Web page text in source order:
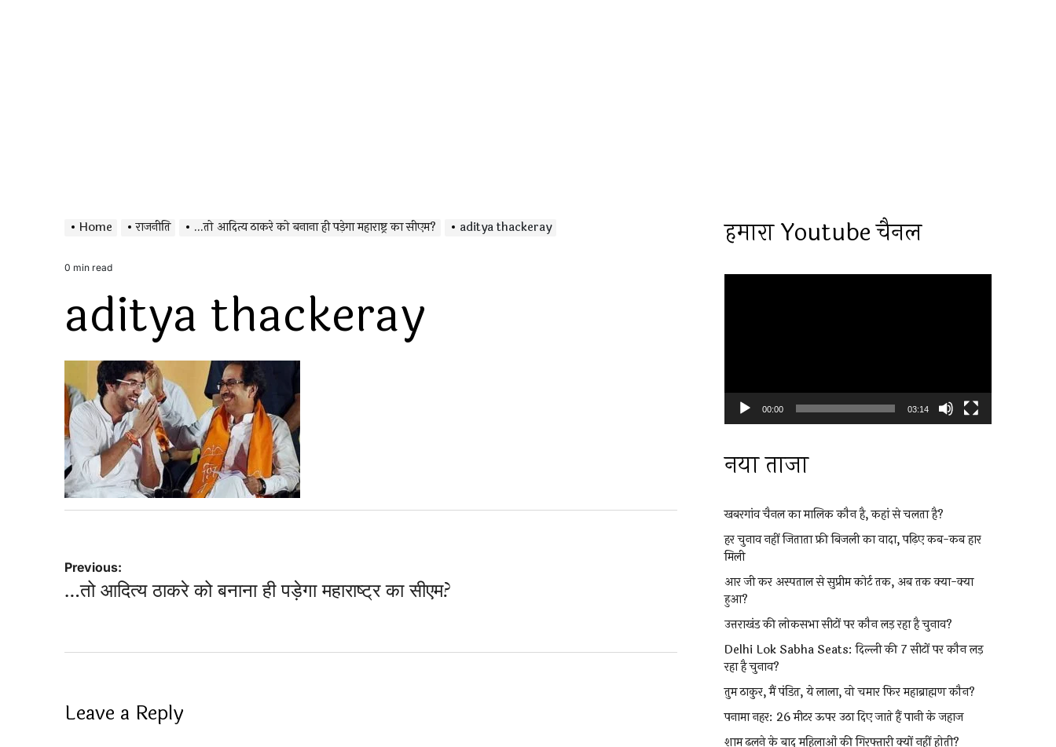
Home राजनीति …तो आदित्य ठाकरे को बनाना ही पड़ेगा महाराष्ट्र का सीएम? aditya thackeray
Estimated
0 min read
aditya thackeray
Post
navigation
Previous:
…तो आदित्य ठाकरे को बनाना ही पड़ेगा महाराष्ट्र का सीएम?
Leave a Reply
हमारा Youtube चैनल
00:00 03:14
नया ताजा
खबरगांव चैनल का मालिक कौन है, कहां से चलता है?
हर चुनाव नहीं जिताता फ्री बिजली का वादा, पढ़िए कब-कब हार
मिली
आर जी कर अस्पताल से सुप्रीम कोर्ट तक, अब तक क्या-क्या
हुआ?
उत्तराखंड की लोकसभा सीटों पर कौन लड़ रहा है चुनाव?
Delhi Lok Sabha Seats: दिल्ली की 7 सीटों पर कौन लड़
रहा है चुनाव?
तुम ठाकुर, मैं पंडित, ये लाला, वो चमार फिर महाब्राह्मण कौन?
पनामा नहर: 26 मीटर ऊपर उठा दिए जाते हैं पानी के जहाज
शाम ढलने के बाद महिलाओं की गिरफ्तारी क्यों नहीं होती?